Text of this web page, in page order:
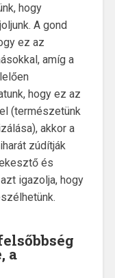
hogy
A gond
ez az
amíg a
hogy ez az
(természetünk
akkor a
zúdítják
és
igazolja, hogy
a